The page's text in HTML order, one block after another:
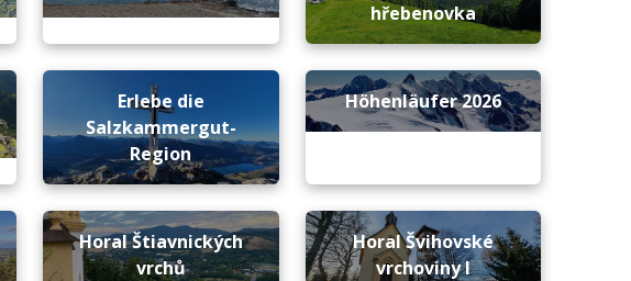
hřebenovka
Erlebe die
Salzkammergut-
Region
Höhenläufer 2026
Horal Štiavnických
vrchů
Horal Švihovské
vrchoviny I